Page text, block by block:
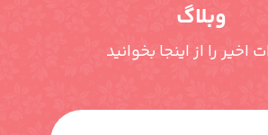
وبلاگ
اخیر را از اینجا بخوانید